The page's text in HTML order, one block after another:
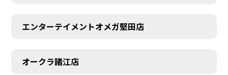
エンターテイメントオメガ堅田店
オークラ諸江店